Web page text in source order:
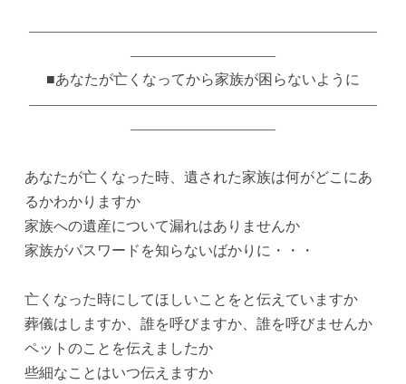
————————————————————————
——————————
■あなたが亡くなってから家族が困らないように
————————————————————————
——————————
あなたが亡くなった時、遺された家族は何がどこにあ
るかわかりますか
家族への遺産について漏れはありませんか
家族がパスワードを知らないばかりに・・・
亡くなった時にしてほしいことをと伝えていますか
葬儀はしますか、誰を呼びますか、誰を呼びませんか
ペットのことを伝えましたか
些細なことはいつ伝えますか